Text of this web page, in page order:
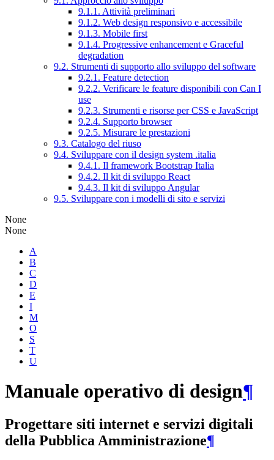
9.1.1. Attività preliminari
9.1.2. Web design responsivo e accessibile
9.1.3. Mobile first
9.1.4. Progressive enhancement e Graceful
degradation
9.2. Strumenti di supporto allo sviluppo del software
9.2.1. Feature detection
9.2.2. Verificare le feature disponibili con Can I
use
9.2.3. Strumenti e risorse per CSS e JavaScript
9.2.4. Supporto browser
9.2.5. Misurare le prestazioni
9.3. Catalogo del riuso
9.4. Sviluppare con il design system .italia
9.4.1. Il framework Bootstrap Italia
9.4.2. Il kit di sviluppo React
9.4.3. Il kit di sviluppo Angular
9.5. Sviluppare con i modelli di sito e servizi
None
None
A
B
C
D
E
I
M
O
S
T
U
Manuale operativo di design¶
Progettare siti internet e servizi digitali
della Pubblica Amministrazione¶